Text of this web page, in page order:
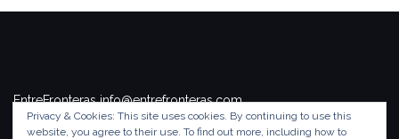
EntreFronteras info@entrefronteras.com
Tema deColorlib . Funciona conWordPress.
Privacy & Cookies: This site uses cookies. By continuing to use this
website, you agree to their use. To find out more, including how to